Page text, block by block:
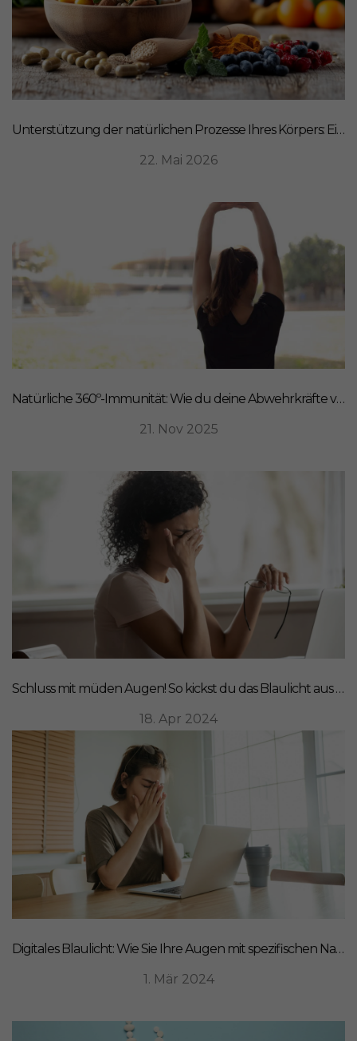
Unterstützung der natürlichen Prozesse Ihres Körpers: Ein ganzheitlicher Ansatz für Ernährung
22. Mai 2026
Natürliche 360º-Immunität: Wie du deine Abwehrkräfte von innen stärkst
21. Nov 2025
Schluss mit müden Augen! So kickst du das Blaulicht aus deinem Leben
18. Apr 2024
Digitales Blaulicht: Wie Sie Ihre Augen mit spezifischen Nahrungsergänzungsmitteln schützen können
1. Mär 2024